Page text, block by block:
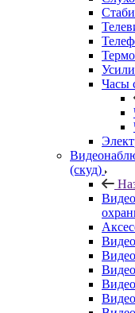
Часы
(скуд)